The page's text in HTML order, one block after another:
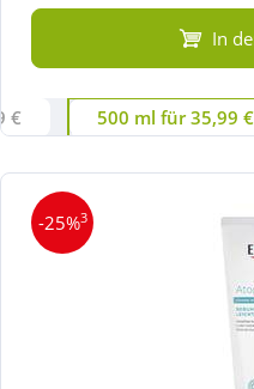
In
€ 500 ml für 35,99 €
-25%3